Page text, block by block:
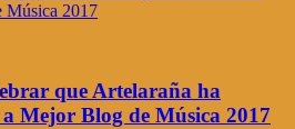
que Artelaraña ha
Mejor Blog de Música 2017